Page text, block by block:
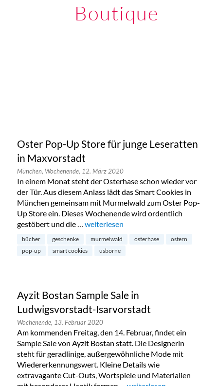
Boutique
Oster Pop-Up Store für junge Leseratten
in Maxvorstadt
München, Wochenende, 12. März 2020
In einem Monat steht der Osterhase schon wieder vor
der Tür. Aus diesem Anlass lädt das Smart Cookies in
München gemeinsam mit Murmelwald zum Oster Pop-
Up Store ein. Dieses Wochenende wird ordentlich
gestöbert und die … „Oster Pop-Up Store für junge
weiterlesen
bücher geschenke murmelwald osterhase
ostern
pop-up
smart cookies usborne
Ayzit Bostan Sample Sale in
Ludwigsvorstadt-Isarvorstadt
Wochenende, 13. Februar 2020
Am kommenden Freitag, den 14. Februar, findet ein
Sample Sale von Ayzit Bostan statt. Die Designerin
steht für geradlinige, außergewöhnliche Mode mit
Wiedererkennungswert. Kleine Details wie
extravagante Cut-Outs, Wortspiele und Materialien